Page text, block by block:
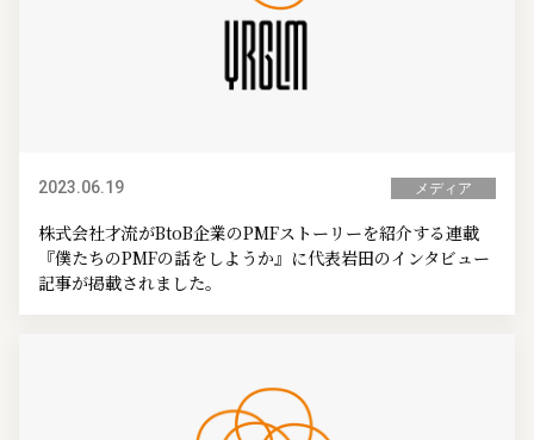
2023.06.19 メディア
株式会社才流がBtoB企業のPMFストーリーを紹介する連載
『僕たちのPMFの話をしようか』に代表岩田のインタビュー
記事が掲載されました。